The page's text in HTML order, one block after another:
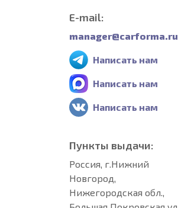
E-mail:
manager@carforma.ru
Написать нам
Написать нам
Написать нам
Пункты выдачи:
Россия, г.Нижний
Новгород,
Нижегородская обл.,